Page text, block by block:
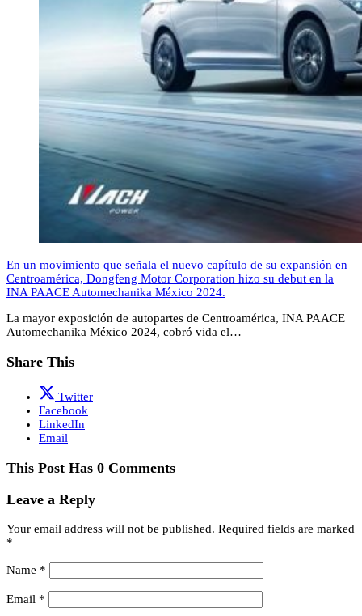
En un movimiento que señala el nuevo capítulo de su expansión en
Centroamérica, Dongfeng Motor Corporation hizo su debut en la
INA PAACE Automechanika México 2024.
La mayor exposición de autopartes de Centroamérica, INA PAACE
Automechanika México 2024, cobró vida el…
Share This
Twitter
Facebook
LinkedIn
Email
This Post Has 0 Comments
Leave a Reply
Your email address will not be published. Required fields are marked
*
Name *
Email *